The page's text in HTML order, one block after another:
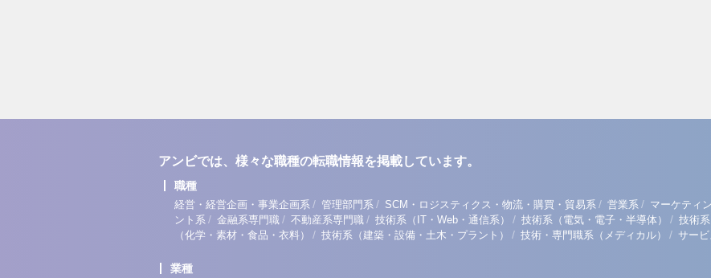
アンビでは、様々な職種の転職情報を掲載しています。
職種
経営・経営企画・事業企画系 / 管理部門系 / SCM・ロジスティクス・物流・購買・貿易系 / 営業系 / マーケティ
ント系 / 金融系専門職 / 不動産系専門職 / 技術系（IT・Web・通信系） / 技術系（電気・電子・半導体） / 技術
（化学・素材・食品・衣料）
/ 技術系（建築・設備・土木・プラント） / 技術・専門職系（メディカル） / サー
業種